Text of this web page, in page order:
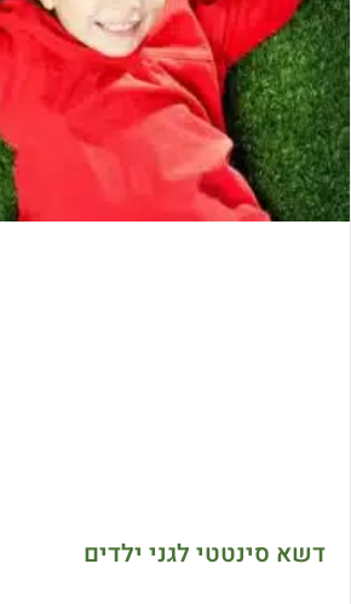
דשא סינטטי לגני ילדים